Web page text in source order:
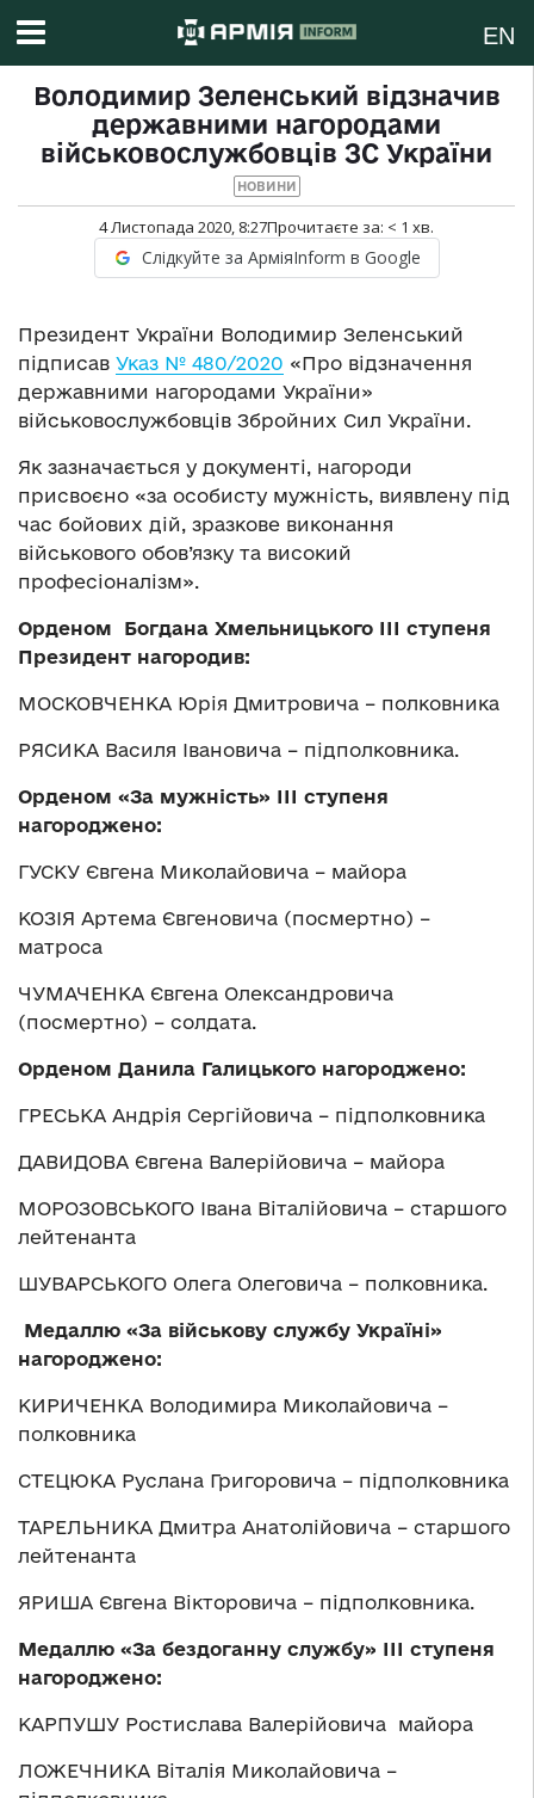
EN
Володимир Зеленський відзначив
державними нагородами
військовослужбовців ЗС України
НОВИНИ
4 Листопада 2020, 8:27Прочитаєте за: < 1 хв.
Слідкуйте за АрміяInform в Google
Президент України Володимир Зеленський
підписав Указ № 480/2020 «Про відзначення
державними нагородами України»
військовослужбовців Збройних Сил України.
Як зазначається у документі, нагороди
присвоєно «за особисту мужність, виявлену під
час бойових дій, зразкове виконання
військового обов’язку та високий
професіоналізм».
Орденом Богдана Хмельницького ІІІ ступеня
Президент нагородив:
МОСКОВЧЕНКА Юрія Дмитровича – полковника
РЯСИКА Василя Івановича – підполковника.
Орденом «За мужність» ІІІ ступеня
нагороджено:
ГУСКУ Євгена Миколайовича – майора
КОЗІЯ Артема Євгеновича (посмертно) –
матроса
ЧУМАЧЕНКА Євгена Олександровича
(посмертно) – солдата.
Орденом Данила Галицького нагороджено:
ГРЕСЬКА Андрія Сергійовича – підполковника
ДАВИДОВА Євгена Валерійовича – майора
МОРОЗОВСЬКОГО Івана Віталійовича – старшого
лейтенанта
ШУВАРСЬКОГО Олега Олеговича – полковника.
Медаллю «За військову службу Україні»
нагороджено:
КИРИЧЕНКА Володимира Миколайовича –
полковника
СТЕЦЮКА Руслана Григоровича – підполковника
ТАРЕЛЬНИКА Дмитра Анатолійовича – старшого
лейтенанта
ЯРИША Євгена Вікторовича – підполковника.
Медаллю «За бездоганну службу» ІІІ ступеня
нагороджено:
КАРПУШУ Ростислава Валерійовича майора
ЛОЖЕЧНИКА Віталія Миколайовича –